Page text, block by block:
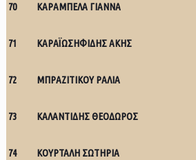
70 ΚΑΡΑΜΠΕΛΑ ΓΙΑΝΝΑ
71 ΚΑΡΑΪΩΣΗΦΙΔΗΣ ΑΚΗΣ
72 ΜΠΡΑΖΙΤΙΚΟΥ ΡΑΛΙΑ
73 ΚΑΛΑΝΤΙΔΗΣ ΘΕΟΔΩΡΟΣ
74 ΚΟΥΡΤΑΛΗ ΣΩΤΗΡΙΑ